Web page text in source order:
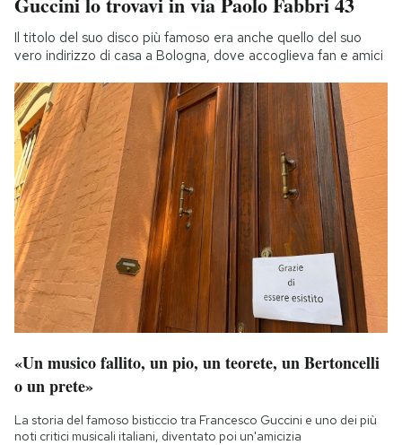
Il titolo del suo disco più famoso era anche quello del suo
vero indirizzo di casa a Bologna, dove accoglieva fan e amici
«Un musico fallito, un pio, un teorete, un Bertoncelli
o un prete»
La storia del famoso bisticcio tra Francesco Guccini e uno dei più
noti critici musicali italiani, diventato poi un'amicizia